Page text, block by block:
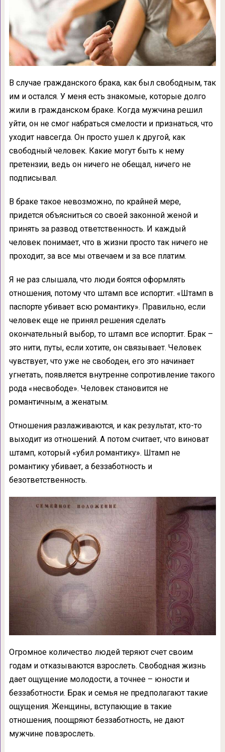
В случае гражданского брака, как был свободным, так
им и остался. У меня есть знакомые, которые долго
жили в гражданском браке. Когда мужчина решил
уйти, он не смог набраться смелости и признаться, что
уходит навсегда. Он просто ушел к другой, как
свободный человек. Какие могут быть к нему
претензии, ведь он ничего не обещал, ничего не
подписывал.
В браке такое невозможно, по крайней мере,
придется объясниться со своей законной женой и
принять за развод ответственность. И каждый
человек понимает, что в жизни просто так ничего не
проходит, за все мы отвечаем и за все платим.
Я не раз слышала, что люди боятся оформлять
отношения, потому что штамп все испортит. «Штамп в
паспорте убивает всю романтику». Правильно, если
человек еще не принял решения сделать
окончательный выбор, то штамп все испортит. Брак –
это нити, путы, если хотите, он связывает. Человек
чувствует, что уже не свободен, его это начинает
угнетать, появляется внутренне сопротивление такого
рода «несвободе». Человек становится не
романтичным, а женатым.
Отношения разлаживаются, и как результат, кто-то
выходит из отношений. А потом считает, что виноват
штамп, который «убил романтику». Штамп не
романтику убивает, а беззаботность и
безответственность.
Огромное количество людей теряют счет своим
годам и отказываются взрослеть. Свободная жизнь
дает ощущение молодости, а точнее – юности и
беззаботности. Брак и семья не предполагают такие
ощущения. Женщины, вступающие в такие
отношения, поощряют беззаботность, не дают
мужчине повзрослеть.